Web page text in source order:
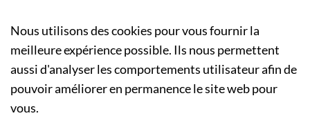
A PROPOS
Qui sommes-nous ?
Actualités
Nous utilisons des cookies pour vous fournir la
meilleure expérience possible. Ils nous permettent
aussi d'analyser les comportements utilisateur afin de
pouvoir améliorer en permanence le site web pour
vous.